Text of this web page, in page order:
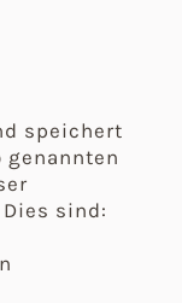
speichert
sind: